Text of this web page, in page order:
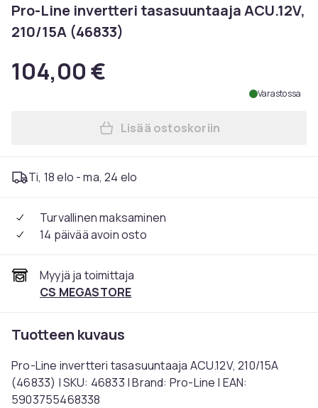
Pro-Line invertteri tasasuuntaaja ACU.12V,
210/15A (46833)
104,00 €
Varastossa
Lisää Pro-Line invertteri
Lisää ostoskoriin
Ti, 18 elo - ma, 24 elo
Turvallinen maksaminen
14 päivää avoin osto
Myyjä ja toimittaja
CS MEGASTORE
Tuotteen kuvaus
Pro-Line invertteri tasasuuntaaja ACU.12V, 210/15A
(46833) | SKU: 46833 | Brand: Pro-Line | EAN:
5903755468338